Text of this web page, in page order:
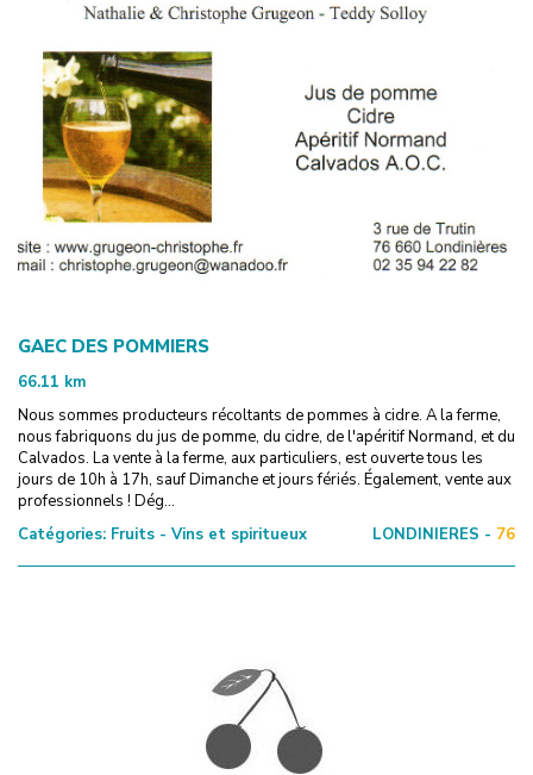
GAEC DES POMMIERS
66.11 km
Nous sommes producteurs récoltants de pommes à cidre. A la ferme,
nous fabriquons du jus de pomme, du cidre, de l'apéritif Normand, et du
Calvados. La vente à la ferme, aux particuliers, est ouverte tous les
jours de 10h à 17h, sauf Dimanche et jours fériés. Également, vente aux
professionnels ! Dég...
Catégories: Fruits - Vins et spiritueux LONDINIERES - 76